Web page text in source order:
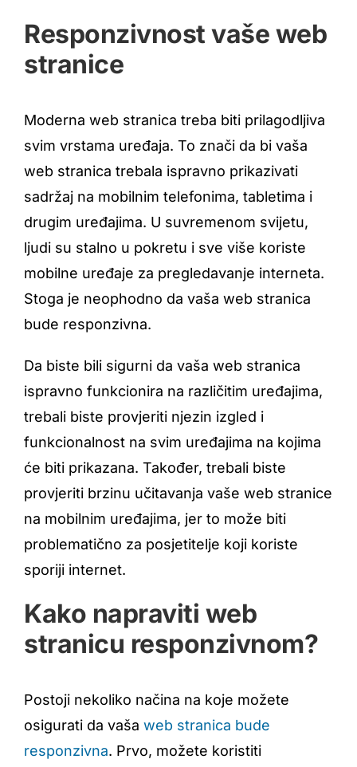
Responzivnost vaše web
stranice
Moderna web stranica treba biti prilagodljiva
svim vrstama uređaja. To znači da bi vaša
web stranica trebala ispravno prikazivati
sadržaj na mobilnim telefonima, tabletima i
drugim uređajima. U suvremenom svijetu,
ljudi su stalno u pokretu i sve više koriste
mobilne uređaje za pregledavanje interneta.
Stoga je neophodno da vaša web stranica
bude responzivna.
Da biste bili sigurni da vaša web stranica
ispravno funkcionira na različitim uređajima,
trebali biste provjeriti njezin izgled i
funkcionalnost na svim uređajima na kojima
će biti prikazana. Također, trebali biste
provjeriti brzinu učitavanja vaše web stranice
na mobilnim uređajima, jer to može biti
problematično za posjetitelje koji koriste
sporiji internet.
Kako napraviti web
stranicu responzivnom?
Postoji nekoliko načina na koje možete
osigurati da vaša web stranica bude
responzivna. Prvo, možete koristiti